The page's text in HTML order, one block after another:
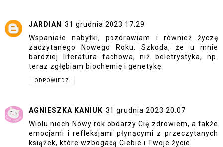
JARDIAN
31 grudnia 2023 17:29
Wspaniałe nabytki, pozdrawiam i również życzę
zaczytanego Nowego Roku. Szkoda, że u mnie
bardziej literatura fachowa, niż beletrystyka, np.
teraz zgłębiam biochemię i genetykę.
ODPOWIEDZ
AGNIESZKA KANIUK 31 grudnia 2023 20:07
Wiolu niech Nowy rok obdarzy Cię zdrowiem, a także
emocjami i refleksjami płynącymi z przeczytanych
książek, które wzbogacą Ciebie i Twoje życie.